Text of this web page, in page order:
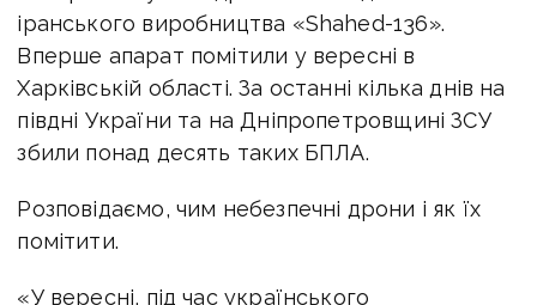
іранського виробництва «Shahed-136».
Вперше апарат помітили у вересні в
Харківській області. За останні кілька днів на
півдні України та на Дніпропетровщині ЗСУ
збили понад десять таких БПЛА.
Розповідаємо, чим небезпечні дрони і як їх
помітити.
«У вересні, під час українського